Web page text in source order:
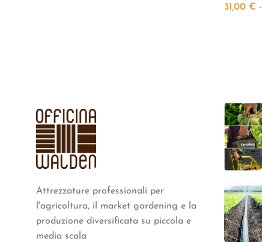
31,00 € -
Attrezzature professionali per
l'agricoltura, il market gardening e la
produzione diversificata su piccola e
media scala